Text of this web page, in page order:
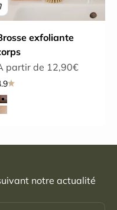
exfoliante
de vente
partir de 12,90€
du bois
Frêne
Hêtre
notre actualité